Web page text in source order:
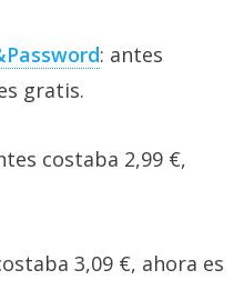
: antes
gratis.
costaba 2,99 €,
3,09 €, ahora es